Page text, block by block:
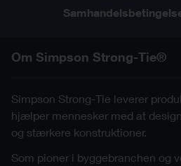
c-wsp-3d-cad-mult-
c-wsp-3d-cad-mult-prod-
c-wsp-3d-cad-mult-prod-
noholes.stl
DXF ZIP
PDF ZIP
IFC ZIP
Om Simpson Strong-Tie®
Simpson Strong-Tie leverer
hjælper mennesker med at
og stærkere konstruktioner.
Som pioner i byggebranchen og